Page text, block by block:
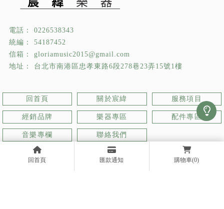
回首頁 匯款通知 購物車(0)
0226538343
54187452
gloriamusic2015@gmail.com
台北市南港區忠孝東路6段278巷23弄15號1樓
回首頁 關於宸緯 服務項目
經銷品牌 樂器專區 配件專區
音樂專欄 聯絡我們
樂器行 南港區樂器行 台北樂器買賣